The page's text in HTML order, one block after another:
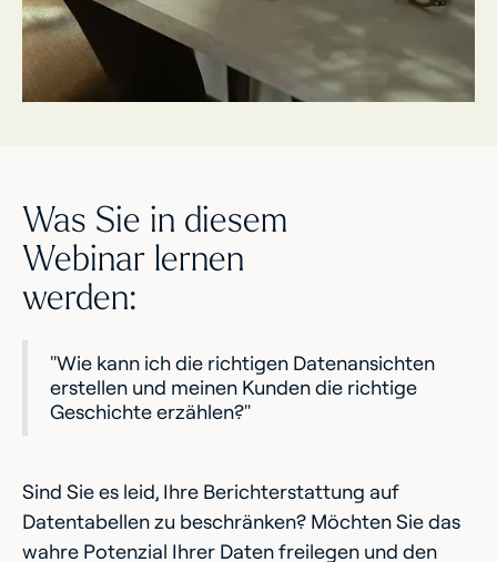
Was Sie in diesem
Webinar lernen
werden:
"Wie kann ich die richtigen Datenansichten
erstellen und meinen Kunden die richtige
Geschichte erzählen?"
Sind Sie es leid, Ihre Berichterstattung auf
Datentabellen zu beschränken? Möchten Sie das
wahre Potenzial Ihrer Daten freilegen und den